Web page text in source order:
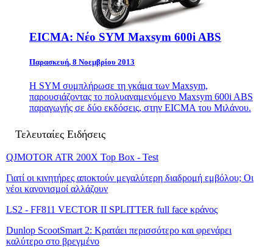
EICMA: Νέο SYM Maxsym 600i ABS
Παρασκευή, 8 Νοεμβρίου 2013
H SYM συμπλήρωσε τη γκάμα των Maxsym,
παρουσιάζοντας το πολυαναμενόμενο Maxsym 600i ABS
παραγωγής σε δύο εκδόσεις, στην EICMA του Μιλάνου.
Τελευταίες Ειδήσεις
QJMOTOR ATR 200X Top Box - Test
Γιατί οι κινητήρες αποκτούν μεγαλύτερη διαδρομή εμβόλου; Οι
νέοι κανονισμοί αλλάζουν
LS2 - FF811 VECTOR II SPLITTER full face κράνος
Dunlop ScootSmart 2: Κρατάει περισσότερο και φρενάρει
καλύτερο στο βρεγμένο